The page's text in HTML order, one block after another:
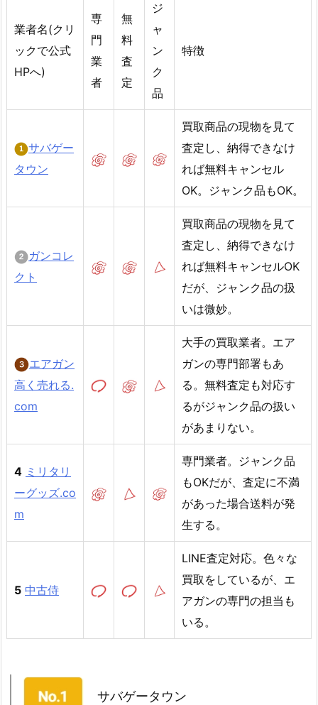
業者名(クリ
ックで公式
HPへ)
専
門
業
者
無
料
査
定
ジ
ャ
ン
ク
品
特徴
サバゲー
タウン
買取商品の現物を見て
査定し、納得できなけ
れば無料キャンセル
OK。ジャンク品もOK。
ガンコレ
クト
買取商品の現物を見て
査定し、納得できなけ
れば無料キャンセルOK
だが、ジャンク品の扱
いは微妙。
エアガン
高く売れる.
com
大手の買取業者。エア
ガンの専門部署もあ
る。無料査定も対応す
るがジャンク品の扱い
があまりない。
4 ミリタリ
ーグッズ.co
m
専門業者。ジャンク品
もOKだが、査定に不満
があった場合送料が発
生する。
5 中古侍
LINE査定対応。色々な
買取をしているが、エ
アガンの専門の担当も
いる。
サバゲータウン